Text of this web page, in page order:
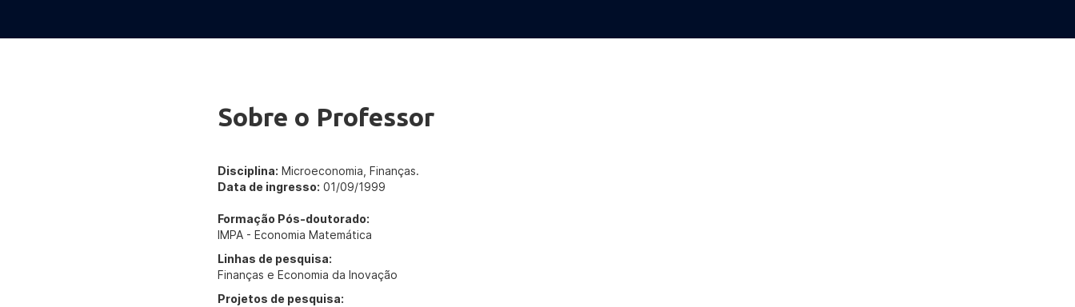
Sobre o Professor
Disciplina: Microeconomia, Finanças.
Data de ingresso: 01/09/1999
Formação Pós-doutorado:
IMPA - Economia Matemática
Linhas de pesquisa:
Finanças e Economia da Inovação
Projetos de pesquisa: